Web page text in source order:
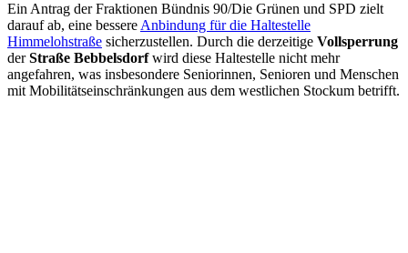
Ein Antrag der Fraktionen Bündnis 90/Die Grünen und SPD zielt
darauf ab, eine bessere Anbindung für die Haltestelle
Himmelohstraße sicherzustellen. Durch die derzeitige Vollsperrung
derStraße Bebbelsdorfwird diese Haltestelle nicht mehr
angefahren, was insbesondere Seniorinnen, Senioren und Menschen
mit Mobilitätseinschränkungen aus dem westlichen Stockum betrifft.